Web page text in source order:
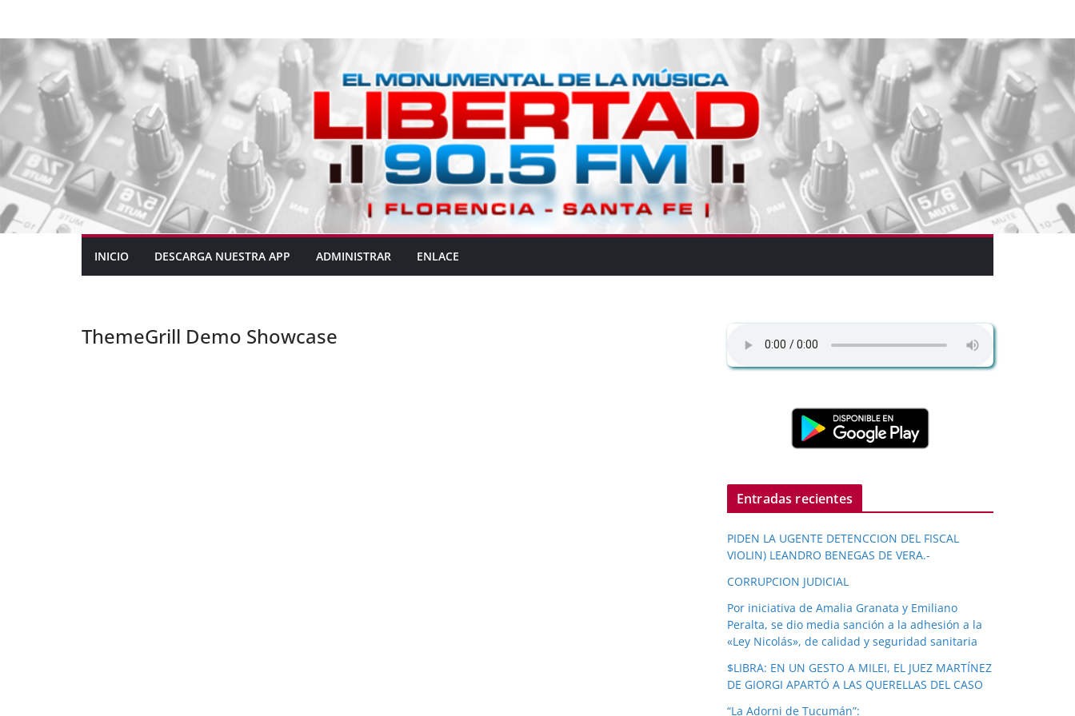
INICIO DESCARGA NUESTRA APP ADMINISTRAR ENLACE
ThemeGrill Demo Showcase
Entradas recientes
PIDEN LA UGENTE DETENCCION DEL FISCAL
VIOLIN) LEANDRO BENEGAS DE VERA.-
CORRUPCION JUDICIAL
Por iniciativa de Amalia Granata y Emiliano
Peralta, se dio media sanción a la adhesión a la
«Ley Nicolás», de calidad y seguridad sanitaria
$LIBRA: EN UN GESTO A MILEI, EL JUEZ MARTÍNEZ
DE GIORGI APARTÓ A LAS QUERELLAS DEL CASO
“La Adorni de Tucumán”: